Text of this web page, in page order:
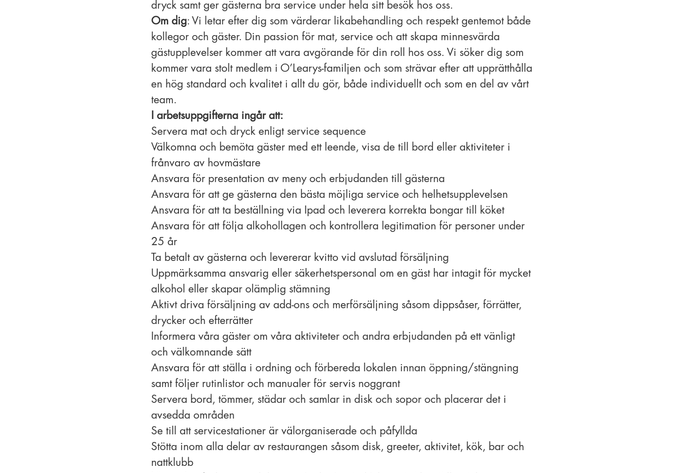
dryck samt ger gästerna bra service under hela sitt besök hos oss.
Om dig: Vi letar efter dig som värderar likabehandling och respekt gentemot både
kollegor och gäster. Din passion för mat, service och att skapa minnesvärda
gästupplevelser kommer att vara avgörande för din roll hos oss. Vi söker dig som
kommer vara stolt medlem i O’Learys-familjen och som strävar efter att upprätthålla
en hög standard och kvalitet i allt du gör, både individuellt och som en del av vårt
team.
I arbetsuppgifterna ingår att:
Servera mat och dryck enligt service sequence
Välkomna och bemöta gäster med ett leende, visa de till bord eller aktiviteter i
frånvaro av hovmästare
Ansvara för presentation av meny och erbjudanden till gästerna
Ansvara för att ge gästerna den bästa möjliga service och helhetsupplevelsen
Ansvara för att ta beställning via Ipad och leverera korrekta bongar till köket
Ansvara för att följa alkohollagen och kontrollera legitimation för personer under
25 år
Ta betalt av gästerna och levererar kvitto vid avslutad försäljning
Uppmärksamma ansvarig eller säkerhetspersonal om en gäst har intagit för mycket
alkohol eller skapar olämplig stämning
Aktivt driva försäljning av add-ons och merförsäljning såsom dippsåser, förrätter,
drycker och efterrätter
Informera våra gäster om våra aktiviteter och andra erbjudanden på ett vänligt
och välkomnande sätt
Ansvara för att ställa i ordning och förbereda lokalen innan öppning/stängning
samt följer rutinlistor och manualer för servis noggrant
Servera bord, tömmer, städar och samlar in disk och sopor och placerar det i
avsedda områden
Se till att servicestationer är välorganiserade och påfyllda
Stötta inom alla delar av restaurangen såsom disk, greeter, aktivitet, kök, bar och
nattklubb